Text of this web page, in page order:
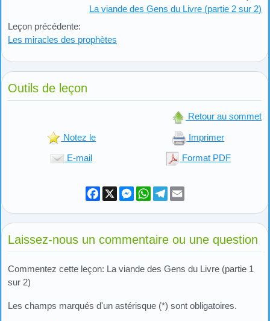
Leçon précédente:
Les miracles des prophètes
La viande des Gens du Livre (partie 2 sur 2)
Outils de leçon
Retour au sommet
Notez le Imprimer
E-mail Format PDF
Facebook
X Messenger
WhatsApp
Telegram
Laissez-nous un commentaire ou une question
Commentez cette leçon: La viande des Gens du Livre (partie 1
sur 2)
Les champs marqués d'un astérisque (*) sont obligatoires.